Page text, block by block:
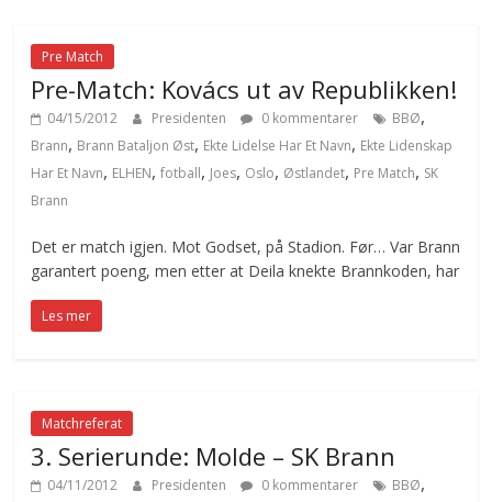
Pre Match
Pre-Match: Kovács ut av Republikken!
04/15/2012 Presidenten 0 kommentarer BBØ,
Brann, Brann Bataljon Øst, Ekte Lidelse Har Et Navn, Ekte Lidenskap
Har Et Navn, ELHEN,fotball, Joes, Oslo, Østlandet, Pre Match, SK
Brann
Det er match igjen. Mot Godset, på Stadion. Før… Var Brann
garantert poeng, men etter at Deila knekte Brannkoden, har
Les mer
Matchreferat
3. Serierunde: Molde – SK Brann
04/11/2012 Presidenten 0 kommentarer BBØ,